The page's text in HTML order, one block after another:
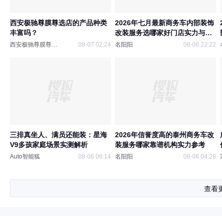
西安极驰尊膜尊选店的产品种类
丰富吗？
西安极驰尊膜尊选店 08-07 02:24
2026年七月最新商务车内部装饰
改装服务选哪家好门店实力与用
户口碑
名阳阳 08-06 22:22
三排真坐人、满员还能装：星海
V9多孩家庭场景实测解析
Auto智能狐 08-06 06:14
2026年信誉度高的泰州商务车改
装服务哪家靠谱机构实力参考
名阳阳 08-06 04:28
查看